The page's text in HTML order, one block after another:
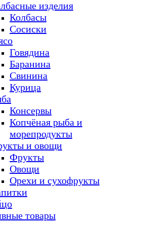
изделия
Колбасы
Сосиски
Говядина
Баранина
Свинина
Курица
Консервы
Копчёная рыба и
морепродукты
и овощи
Фрукты
Овощи
Орехи и сухофрукты
товары